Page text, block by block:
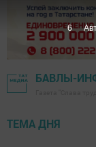
БАВЛЫ-
ТЕМА ДНЯ
5